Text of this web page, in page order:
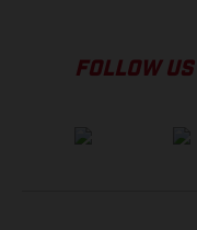
FOLLOW US